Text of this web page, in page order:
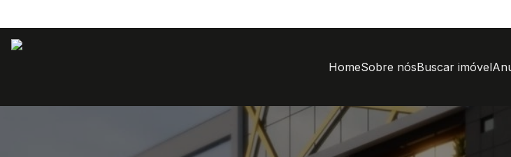
HomeSobre nósBuscar imóvel